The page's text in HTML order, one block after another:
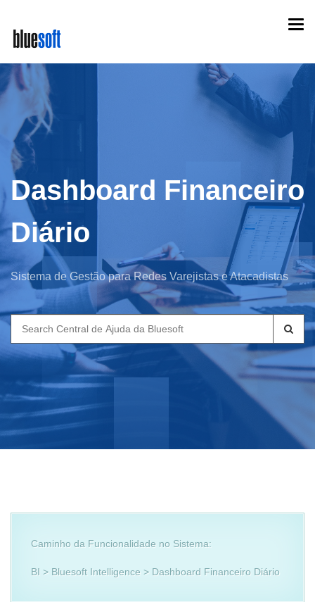
main
content
Dashboard Financeiro
Diário
Sistema de Gestão para Redes Varejistas e Atacadistas
Search
for:
Caminho da Funcionalidade no Sistema:
BI > Bluesoft Intelligence > Dashboard Financeiro Diário